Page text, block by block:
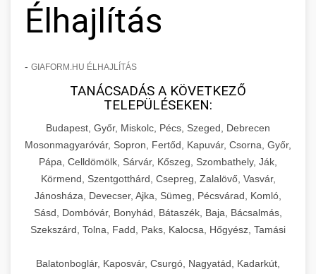
Élhajlítás
- GIAFORM.HU ÉLHAJLÍTÁS
TANÁCSADÁS A KÖVETKEZŐ
TELEPÜLÉSEKEN:
Budapest, Győr, Miskolc, Pécs, Szeged, Debrecen
Mosonmagyaróvár, Sopron, Fertőd, Kapuvár, Csorna, Győr,
Pápa, Celldömölk, Sárvár, Kőszeg, Szombathely, Ják,
Körmend, Szentgotthárd, Csepreg, Zalalövő, Vasvár,
Jánosháza, Devecser, Ajka, Sümeg, Pécsvárad, Komló,
Sásd, Dombóvár, Bonyhád, Bátaszék, Baja, Bácsalmás,
Szekszárd, Tolna, Fadd, Paks, Kalocsa, Hőgyész, Tamási
Balatonboglár, Kaposvár, Csurgó, Nagyatád, Kadarkút,